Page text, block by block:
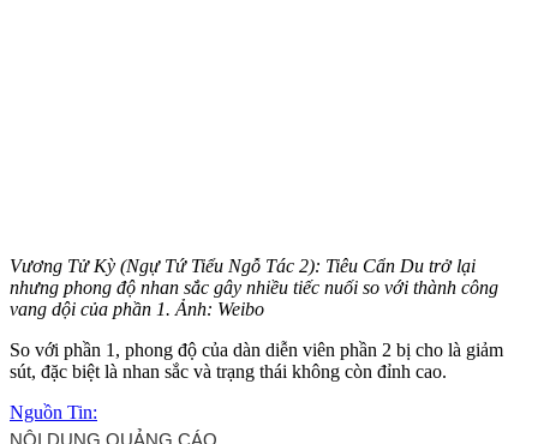
Vương Tử Kỳ (Ngự Tứ Tiểu Ngỗ Tác 2): Tiêu Cẩn Du trở lại
nhưng phong độ nhan sắc gây nhiều tiếc nuối so với thành công
vang dội của phần 1. Ảnh: Weibo
So với phần 1, phong độ của dàn diễn viên phần 2 bị cho là giảm
sút, đặc biệt là nhan sắc và trạng thái không còn đỉnh cao.
Nguồn Tin: